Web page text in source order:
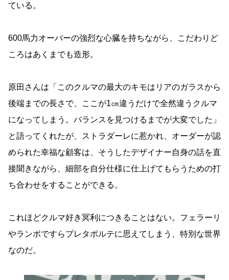
ている。
600馬力オーバーの強烈な心臓を持ちながら、こだわりど
ころはあくまでも造形。
原田さんは「このクルマの最大のキモはリアのガラスから
後端までの長さで、ここが1㎝違うだけで全然違うクルマ
になってしまう。バランスを見つけるまでが大変でした」
と語ってくれたが、ストラダーレに惹かれ、オーダーが認
められた幸福な顧客は、そうしたデザイナー自身の話を直
接聞きながら、細部を自分仕様に仕上げてもらうための打
ち合わせをすることができる。
これほどクルマ好き冥利につきることはない。フェラーリ
やランボですらプレタポルテに思えてしまう、特別な世界
なのだ。